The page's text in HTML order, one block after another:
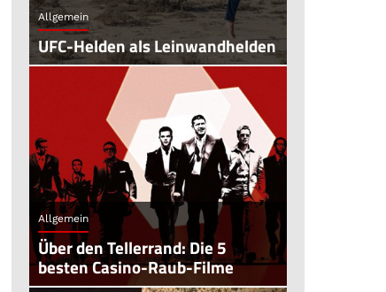
Allgemein
UFC-Helden als Leinwandhelden
Allgemein
Über den Tellerrand: Die 5
besten Casino-Raub-Filme